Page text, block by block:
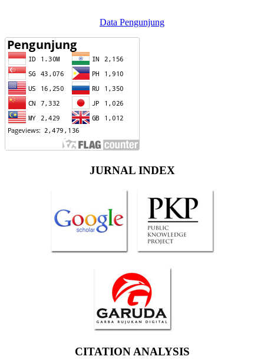
Data Pengunjung
JURNAL INDEX
CITATION ANALYSIS